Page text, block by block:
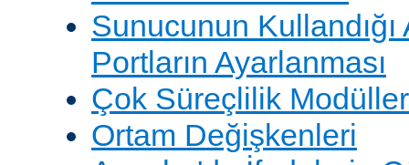
Sunucunun
Portların Ayarlanması
Çok Süreçlilik
Ortam Değişkenleri